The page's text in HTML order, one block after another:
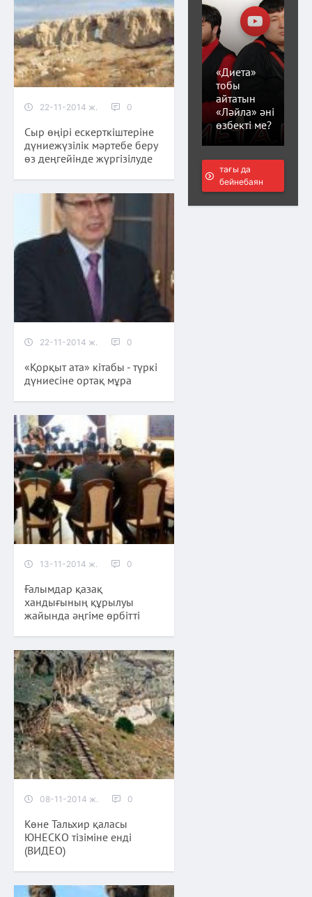
22-11-2014 ж. 0
Сыр өңірі ескерткіштеріне
дүниежүзілік мәртебе беру
өз деңгейінде жүргізілуде
22-11-2014 ж. 0
«Қорқыт ата» кітабы - түркі
дүниесіне ортақ мұра
13-11-2014 ж. 0
Ғалымдар қазақ
хандығының құрылуы
жайында әңгіме өрбітті
08-11-2014 ж. 0
Көне Тальхир қаласы
ЮНЕСКО тізіміне енді
(ВИДЕО)
«Диета»
тобы
айтатын
«Ләйла» әні
өзбекті ме?
тағы да
бейнебаян